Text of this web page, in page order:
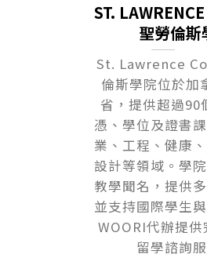
ST.
聖勞倫斯
St. Lawrence
倫斯學院位於加
省，提供超過90
憑、學位及證書
業、工程、健康
設計等領域。學
教學聞名，提供
並支持國際學生
WOORI代辦提
留學諮詢服